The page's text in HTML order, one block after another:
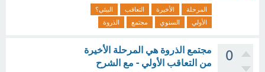
المرحلة الأخيرة التعاقب
البيئي؟
الأولي
السنوي مجتمع الذروة
0
مجتمع الذروة هي المرحلة الأخيرة
من التعاقب الأولي - مع الشرح